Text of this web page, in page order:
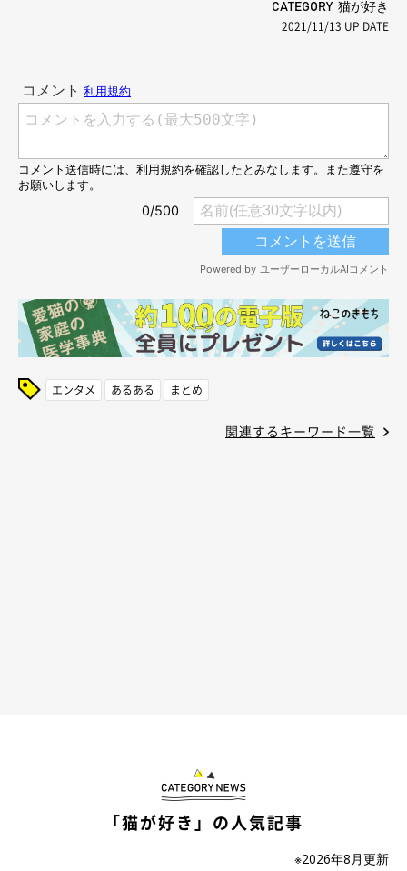
CATEGORY 猫が好き
2021/11/13 UP DATE
エンタメ あるある まとめ
関連するキーワード一覧
「猫が好き」の人気記事
※2026年8月更新